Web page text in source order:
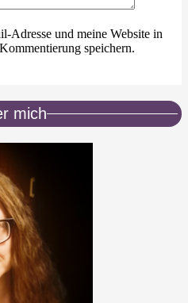
Adresse und meine Website in
speichern.
mich